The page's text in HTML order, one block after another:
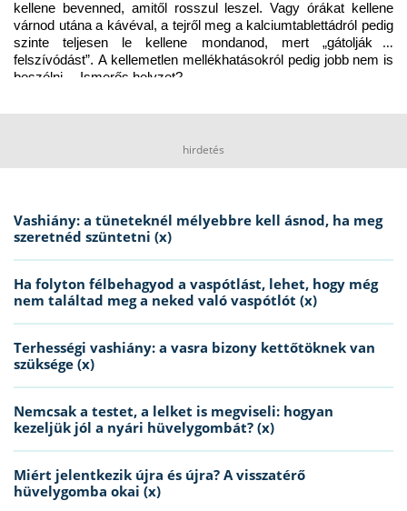
kellene bevenned, amitől rosszul leszel. Vagy órákat kellene
várnod utána a kávéval, a tejről meg a kalciumtablettádról pedig
szinte teljesen le kellene mondanod, mert „gátolják a
felszívódást”. A kellemetlen mellékhatásokról pedig jobb nem is
beszélni… Ismerős helyzet?
hirdetés
Vashiány: a tüneteknél mélyebbre kell ásnod, ha meg
szeretnéd szüntetni (x)
Ha folyton félbehagyod a vaspótlást, lehet, hogy még
nem találtad meg a neked való vaspótlót (x)
Terhességi vashiány: a vasra bizony kettőtöknek van
szüksége (x)
Nemcsak a testet, a lelket is megviseli: hogyan
kezeljük jól a nyári hüvelygombát? (x)
Miért jelentkezik újra és újra? A visszatérő
hüvelygomba okai (x)